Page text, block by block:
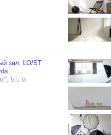
зал, LO/ST
2, 5.5 м